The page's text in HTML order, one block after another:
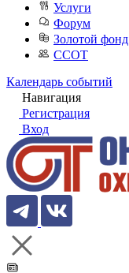
Услуги
Форум
Золотой фонд
ССОТ
Календарь событий
Навигация
Регистрация
Вход